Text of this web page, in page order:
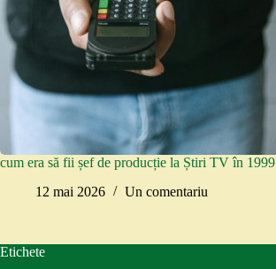
cum era să fii șef de producție la Știri TV în 1999
12 mai 2026
Un comentariu
Etichete